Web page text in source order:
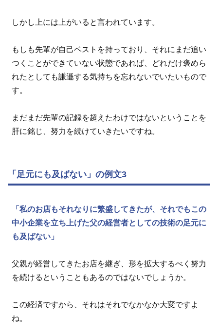
しかし上には上がいると言われています。
もしも先輩が自己ベストを持っており、それにまだ追い
つくことができていない状態であれば、どれだけ褒めら
れたとしても謙遜する気持ちを忘れないでいたいもので
す。
まだまだ先輩の記録を超えたわけではないということを
肝に銘じ、努力を続けていきたいですね。
「足元にも及ばない」の例文3
「私のお店もそれなりに繁盛してきたが、それでもこの
中小企業を立ち上げた父の経営者としての技術の足元に
も及ばない」
父親が経営してきたお店を継ぎ、形を拡大するべく努力
を続けるということもあるのではないでしょうか。
この経済ですから、それはそれでなかなか大変ですよ
ね。